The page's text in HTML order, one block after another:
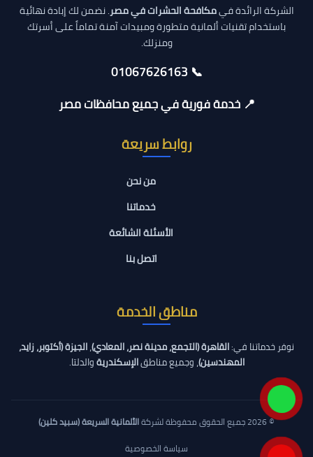
الشركة الرائدة فيمكافحة الحشرات في مصر. نضمن لك إبادة نهائية
باستخدام تقنيات ألمانية متطورة ومبيدات آمنة تماماً على أسرتك
ومنزلك.
📞 01067626163
📍 خدمة فورية في جميع محافظات مصر
روابط سريعة
من نحن
خدماتنا
الأسئلة الشائعة
اتصل بنا
مناطق الخدمة
نوفر خدماتنا في:القاهرة (التجمع، مدينة نصر، المعادي)،الجيزة (أكتوبر، زايد،
المهندسين)، وجميع مناطقالإسكندريةوالدلتا.
© 2026 جميع الحقوق محفوظة لشركة
الألمانية السريعة (سبيد كلين)
سياسة الخصوصية